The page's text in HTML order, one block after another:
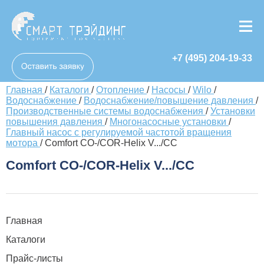
+7 (495) 204-19-33
Главная / Каталоги /Отопление / Насосы /Wilo /
Водоснабжение / Водоснабжение/повышение давления /
Производственные системы водоснабжения /Установки
повышения давления / Многонасосные установки /
Главный насос с регулируемой частотой вращения
мотора /Comfort CO-/COR-Helix V.../CC
Comfort CO-/COR-Helix V.../CC
Главная
Каталоги
Прайс-листы